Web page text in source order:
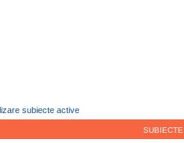
subiecte active
SUBIECTE